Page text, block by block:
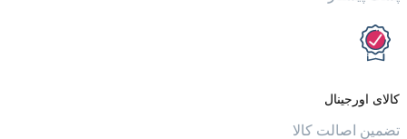
کالا